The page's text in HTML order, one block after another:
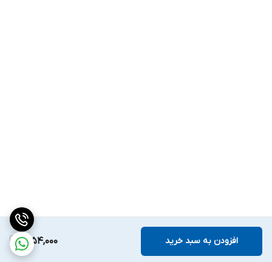
1,254,000 افزودن به سبد خرید